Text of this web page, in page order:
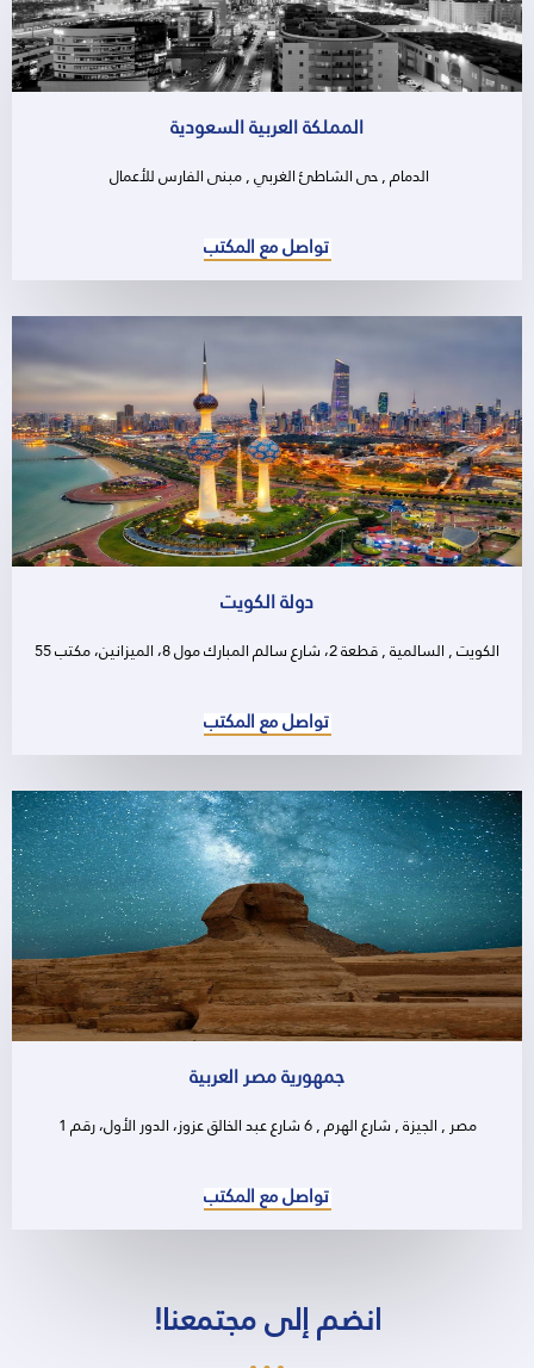
المملكة العربية السعودية
الدمام , حى الشاطئ الغربي , مبنى الفارس للأعمال
تواصل مع المكتب
دولة الكويت
الكويت , السالمية , قطعة 2، شارع سالم المبارك مول 8، الميزانين، مكتب 55
تواصل مع المكتب
جمهورية مصر العربية
مصر , الجيزة , شارع الهرم , 6 شارع عبد الخالق عزوز، الدور الأول، رقم 1
تواصل مع المكتب
انضم إلى مجتمعنا!